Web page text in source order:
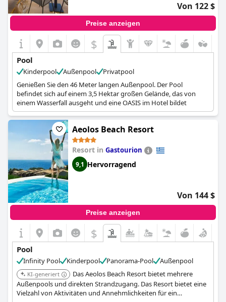
Von 122 $
Preise anzeigen
$
Pool
Kinderpool Außenpool
Privatpool
Genießen Sie den 46 Meter langen Außenpool. Der Pool
befindet sich auf einem 3,5 Hektar großen Gelände, das von
einem Wasserfall ausgeht und eine OASIS im Hotel bildet
Aeolos Beach Resort
Resort in Gastourion
9,1 Hervorragend
Von 144 $
Preise anzeigen
$
Pool
Infinity Pool Kinderpool Panorama-Pool Außenpool
KI-generiert
Das Aeolos Beach Resort bietet mehrere
Außenpools und direkten Strandzugang. Das Resort bietet eine
Vielzahl von Aktivitäten und Annehmlichkeiten für ein